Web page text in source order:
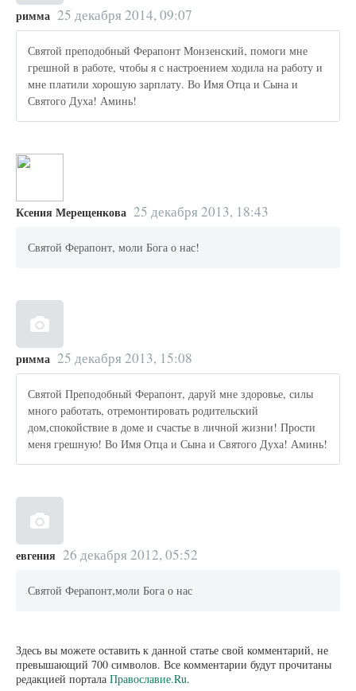
римма 25 декабря 2014, 09:07
Святой преподобный Ферапонт Монзенский, помоги мне
грешной в работе, чтобы я с настроением ходила на работу и
мне платили хорошую зарплату. Во Имя Отца и Сына и
Святого Духа! Аминь!
Ксения Мерещенкова 25 декабря 2013, 18:43
Святой Ферапонт, моли Бога о нас!
римма 25 декабря 2013, 15:08
Святой Преподобный Ферапонт, даруй мне здоровье, силы
много работать, отремонтировать родительский
дом,спокойствие в доме и счастье в личной жизни! Прости
меня грешную! Во Имя Отца и Сына и Святого Духа! Аминь!
евгения 26 декабря 2012, 05:52
Святой Ферапонт,моли Бога о нас
Здесь вы можете оставить к данной статье свой комментарий, не
превышающий 700 символов. Все комментарии будут прочитаны
редакцией портала Православие.Ru.